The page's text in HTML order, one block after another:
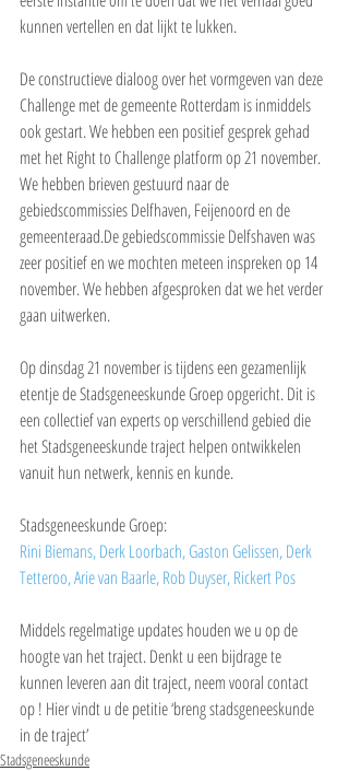
kunnen vertellen en dat lijkt te lukken.
De constructieve dialoog over het vormgeven van deze
Challenge met de gemeente Rotterdam is inmiddels
ook gestart. We hebben een positief gesprek gehad
met het Right to Challenge platform op 21 november.
We hebben brieven gestuurd naar de
gebiedscommissies Delfhaven, Feijenoord en de
gemeenteraad.De gebiedscommissie Delfshaven was
zeer positief en we mochten meteen inspreken op 14
november. We hebben afgesproken dat we het verder
gaan uitwerken.
Op dinsdag 21 november is tijdens een gezamenlijk
etentje de Stadsgeneeskunde Groep opgericht. Dit is
een collectief van experts op verschillend gebied die
het Stadsgeneeskunde traject helpen ontwikkelen
vanuit hun netwerk, kennis en kunde.
Stadsgeneeskunde Groep:
Rini Biemans, Derk Loorbach, Gaston Gelissen, Derk
Tetteroo, Arie van Baarle, Rob Duyser, Rickert Pos
Middels regelmatige updates houden we u op de
hoogte van het traject. Denkt u een bijdrage te
kunnen leveren aan dit traject, neem vooral contact
op ! Hier vindt u de petitie ‘breng stadsgeneeskunde
in de traject’
Stadsgeneeskunde